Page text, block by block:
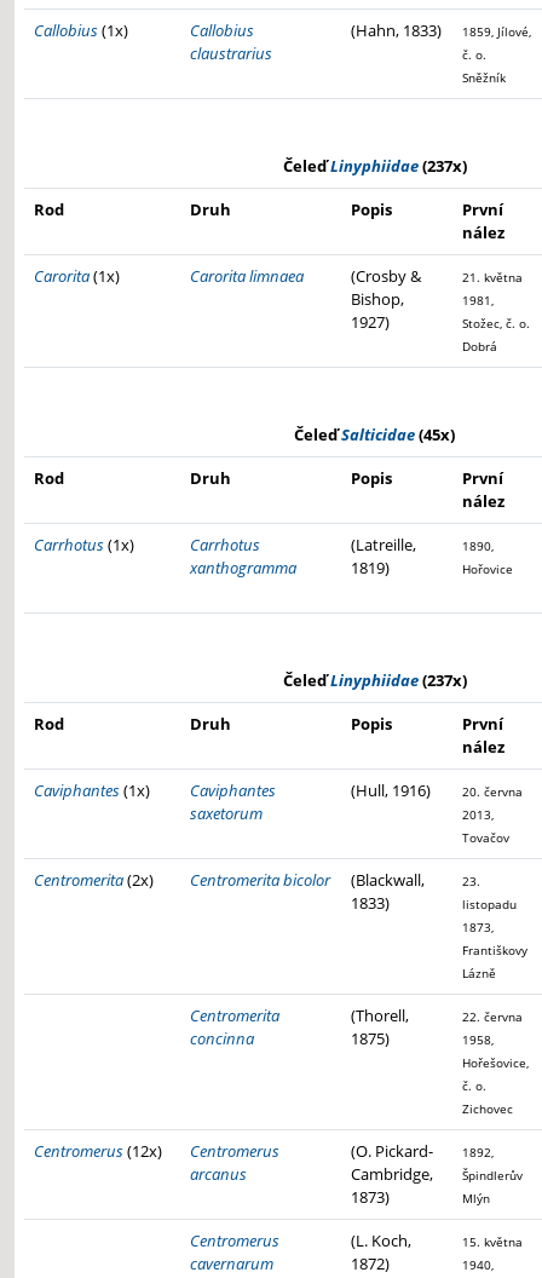
Callobius(1x)
Callobius
claustrarius
(Hahn, 1833)
1859, Jílové,
č. o.
Sněžník
ČeleďLinyphiidae(237x)
Rod
Druh Popis
První
nález
Carorita(1x) Carorita limnaea
(Crosby &
Bishop,
1927)
21. května
1981,
Stožec, č. o.
Dobrá
ČeleďSalticidae(45x)
Rod
Druh Popis
První
nález
Carrhotus(1x)
Carrhotus
xanthogramma
(Latreille,
1819)
1890,
Hořovice
ČeleďLinyphiidae(237x)
Rod
Druh Popis
První
nález
Caviphantes(1x)
Caviphantes
saxetorum
(Hull, 1916)
20. června
2013,
Tovačov
Centromerita(2x) Centromerita bicolor
(Blackwall,
1833)
23.
listopadu
1873,
Františkovy
Lázně
Centromerita
concinna
(Thorell,
1875)
22. června
1958,
Hořešovice,
č. o.
Zichovec
Centromerus(12x)
Centromerus
arcanus
(O. Pickard-
Cambridge,
1873)
1892,
Špindlerův
Mlýn
Centromerus
cavernarum
(L. Koch,
1872)
15. května
1940,